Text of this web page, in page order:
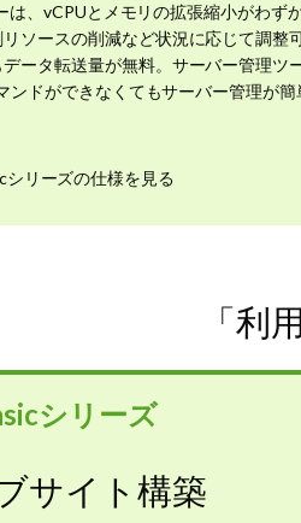
は、vCPUとメモリの拡張縮小がわず
ソースの削減など状況に応じて調整
ータ転送量が無料。サーバー管理ツ
ンドができなくてもサーバー管理が簡
シリーズの仕様を見る
「利
シリーズ
サイト構築